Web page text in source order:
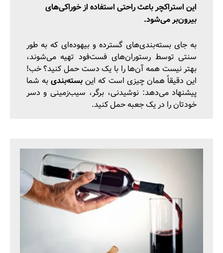
این استراکچر‌ باعث راحتی استفاده از خوراکی‌های
بیرون‌‌بر می‌شود.
به جای بسته‌بندی‌های گسترده و بیهوده‌ای که به طور
سنتی توسط رستوران‌های فست‌فود تهیه می‌شوند،
بهتر نیست همه آن‌ها را با یک دست حمل کنید؟ خب!
این دقیقاً همان چیزی است که این بسته‌بندیبه شما
پیشنهاد می‌دهد: نوشیدنی، برگر، سیب‌زمینی و دسر
خودتان را در یک جعبه حمل کنید.